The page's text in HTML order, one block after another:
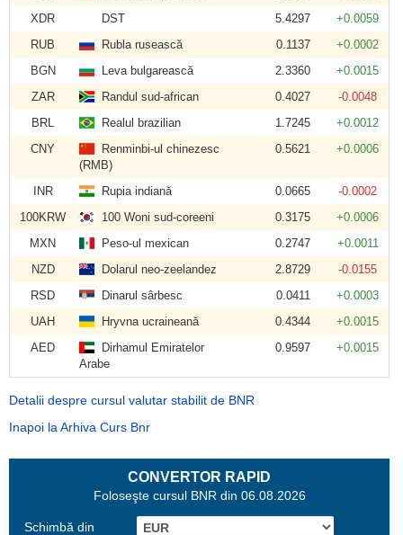
XDR
DST 5.4297
+0.0059
RUB
Rubla rusească 0.1137
+0.0002
BGN
Leva bulgarească 2.3360
+0.0015
ZAR
Randul sud-african 0.4027
-0.0048
BRL
Realul brazilian 1.7245
+0.0012
CNY
Renminbi-ul chinezesc
(RMB)
0.5621 +0.0006
INR Rupia indiană 0.0665
-0.0002
100KRW
100 Woni sud-coreeni 0.3175
+0.0006
MXN
Peso-ul mexican 0.2747
+0.0011
NZD
Dolarul neo-zeelandez 2.8729
-0.0155
RSD
Dinarul sârbesc 0.0411
+0.0003
UAH
Hryvna ucraineană 0.4344
+0.0015
AED
Dirhamul Emiratelor
Arabe
0.9597 +0.0015
Detalii despre cursul valutar stabilit de BNR
Inapoi la Arhiva Curs Bnr
CONVERTOR RAPID
Foloseşte cursul BNR din 06.08.2026
Schimbă din